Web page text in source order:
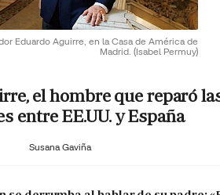
Eduardo Aguirre, en la Casa de América de
Madrid. (Isabel Permuy)
el hombre que reparó
entre EE.UU. y España
Susana Gaviña